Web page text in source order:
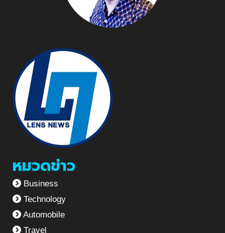
หมวดข่าว
Business
Technology
Automobile
Travel